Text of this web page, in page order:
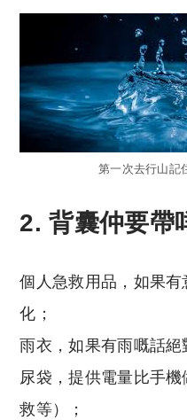
第一次去行山記
2. 背囊仲要帶
個人急救用品，如果
化；
雨衣，如果有雨嘅話絕
尿袋，提供電量比手
救等）；